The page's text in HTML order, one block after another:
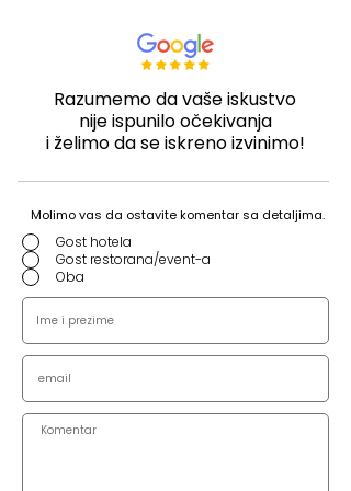
Razumemo da vaše iskustvo
nije ispunilo očekivanja
i želimo da se iskreno izvinimo!
Molimo vas da ostavite komentar sa detaljima.
Gost hotela
Gost restorana/event-a
Oba